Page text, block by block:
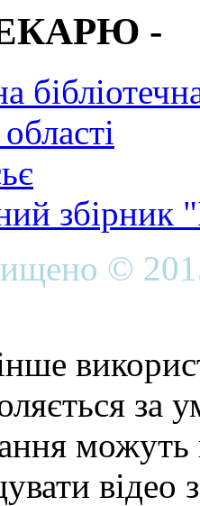
-
©
можуть
відео